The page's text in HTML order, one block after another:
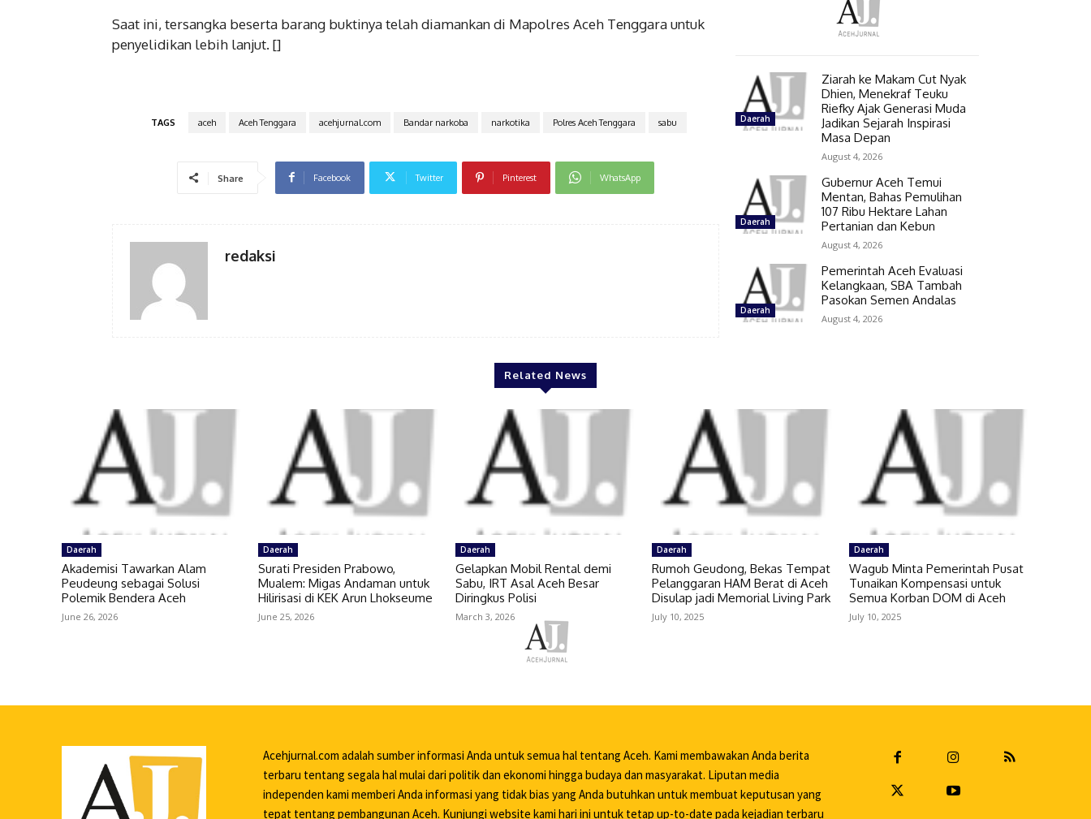
Saat ini, tersangka beserta barang buktinya telah diamankan di Mapolres Aceh Tenggara untuk
penyelidikan lebih lanjut. []
TAGS aceh Aceh Tenggara acehjurnal.com Bandar narkoba narkotika Polres Aceh Tenggara sabu
Share Facebook Twitter Pinterest WhatsApp
redaksi
Daerah
Ziarah ke Makam Cut Nyak
Dhien, Menekraf Teuku
Riefky Ajak Generasi Muda
Jadikan Sejarah Inspirasi
Masa Depan
August 4, 2026
Daerah
Gubernur Aceh Temui
Mentan, Bahas Pemulihan
107 Ribu Hektare Lahan
Pertanian dan Kebun
August 4, 2026
Daerah
Pemerintah Aceh Evaluasi
Kelangkaan, SBA Tambah
Pasokan Semen Andalas
August 4, 2026
Related News
Daerah
Akademisi Tawarkan Alam
Peudeung sebagai Solusi
Polemik Bendera Aceh
June 26, 2026
Daerah
Surati Presiden Prabowo,
Mualem: Migas Andaman untuk
Hilirisasi di KEK Arun Lhokseume
June 25, 2026
Daerah
Gelapkan Mobil Rental demi
Sabu, IRT Asal Aceh Besar
Diringkus Polisi
March 3, 2026
Daerah
Rumoh Geudong, Bekas Tempat
Pelanggaran HAM Berat di Aceh
Disulap jadi Memorial Living Park
July 10, 2025
Daerah
Wagub Minta Pemerintah Pusat
Tunaikan Kompensasi untuk
Semua Korban DOM di Aceh
July 10, 2025
Acehjurnal.com adalah sumber informasi Anda untuk semua hal tentang Aceh. Kami membawakan Anda berita
terbaru tentang segala hal mulai dari politik dan ekonomi hingga budaya dan masyarakat. Liputan media
independen kami memberi Anda informasi yang tidak bias yang Anda butuhkan untuk membuat keputusan yang
tepat tentang pembangunan Aceh. Kunjungi website kami hari ini untuk tetap up-to-date pada kejadian terbaru